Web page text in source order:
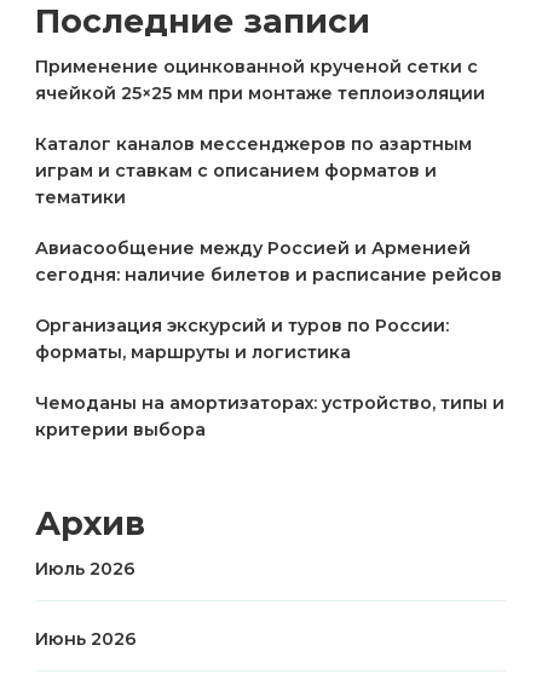
Последние записи
Применение оцинкованной крученой сетки с
ячейкой 25×25 мм при монтаже теплоизоляции
Каталог каналов мессенджеров по азартным
играм и ставкам с описанием форматов и
тематики
Авиасообщение между Россией и Арменией
сегодня: наличие билетов и расписание рейсов
Организация экскурсий и туров по России:
форматы, маршруты и логистика
Чемоданы на амортизаторах: устройство, типы и
критерии выбора
Архив
Июль 2026
Июнь 2026